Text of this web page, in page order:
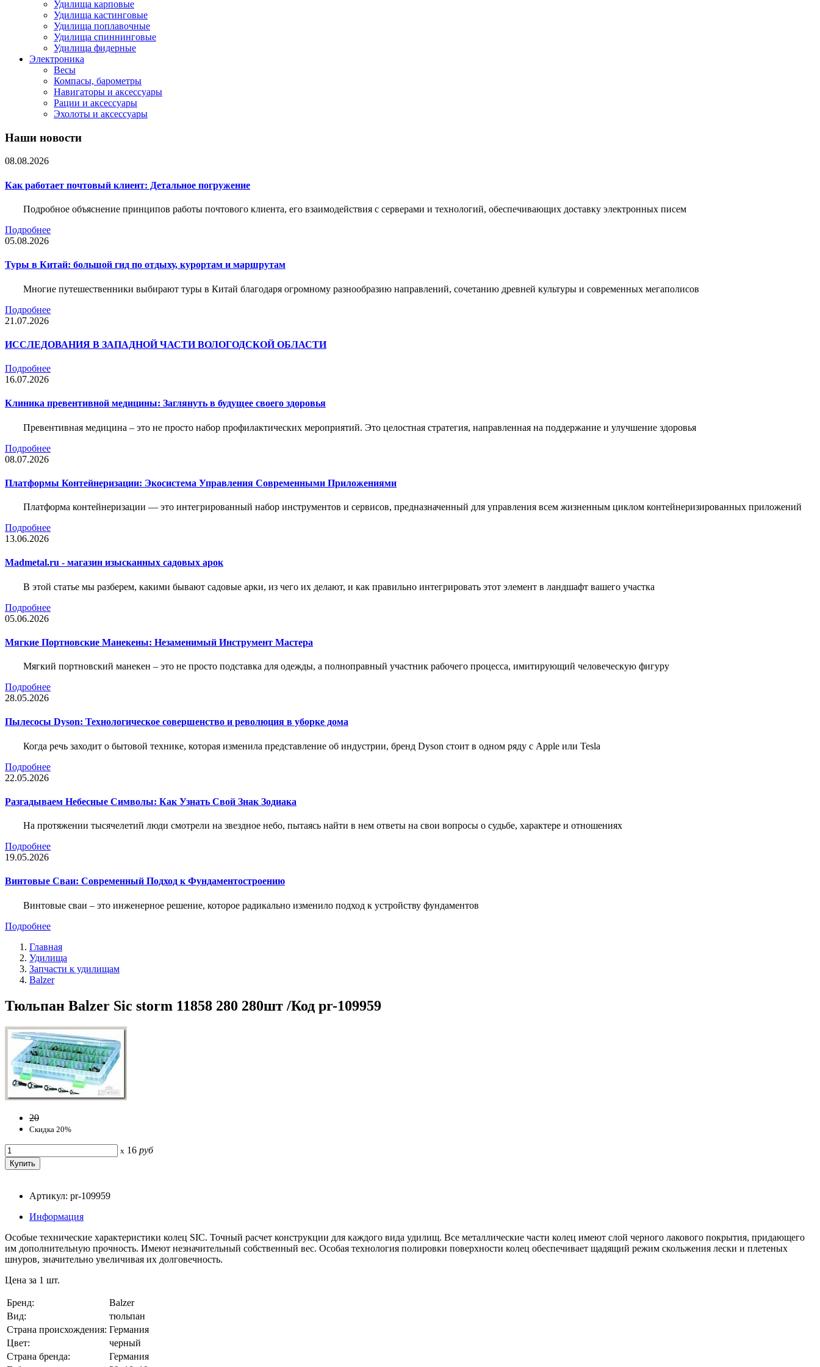
Удилища карповые
Удилища кастинговые
Удилища поплавочные
Удилища спиннинговые
Удилища фидерные
Электроника
Весы
Компасы, барометры
Навигаторы и аксессуары
Рации и аксессуары
Эхолоты и аксессуары
Наши новости
08.08.2026
Как работает почтовый клиент: Детальное погружение
Подробное объяснение принципов работы почтового клиента, его взаимодействия с серверами и технологий, обеспечивающих доставку электронных писем
Подробнее
05.08.2026
Туры в Китай: большой гид по отдыху, курортам и маршрутам
Многие путешественники выбирают туры в Китай благодаря огромному разнообразию направлений, сочетанию древней культуры и современных мегаполисов
Подробнее
21.07.2026
ИССЛЕДОВАНИЯ В ЗАПАДНОЙ ЧАСТИ ВОЛОГОДСКОЙ ОБЛАСТИ
Подробнее
16.07.2026
Клиника превентивной медицины: Заглянуть в будущее своего здоровья
Превентивная медицина – это не просто набор профилактических мероприятий. Это целостная стратегия, направленная на поддержание и улучшение здоровья
Подробнее
08.07.2026
Платформы Контейнеризации: Экосистема Управления Современными Приложениями
Платформа контейнеризации — это интегрированный набор инструментов и сервисов, предназначенный для управления всем жизненным циклом контейнеризированных приложений
Подробнее
13.06.2026
Madmetal.ru - магазин изысканных садовых арок
В этой статье мы разберем, какими бывают садовые арки, из чего их делают, и как правильно интегрировать этот элемент в ландшафт вашего участка
Подробнее
05.06.2026
Мягкие Портновские Манекены: Незаменимый Инструмент Мастера
Мягкий портновский манекен – это не просто подставка для одежды, а полноправный участник рабочего процесса, имитирующий человеческую фигуру
Подробнее
28.05.2026
Пылесосы Dyson: Технологическое совершенство и революция в уборке дома
Когда речь заходит о бытовой технике, которая изменила представление об индустрии, бренд Dyson стоит в одном ряду с Apple или Tesla
Подробнее
22.05.2026
Разгадываем Небесные Символы: Как Узнать Свой Знак Зодиака
На протяжении тысячелетий люди смотрели на звездное небо, пытаясь найти в нем ответы на свои вопросы о судьбе, характере и отношениях
Подробнее
19.05.2026
Винтовые Сваи: Современный Подход к Фундаментостроению
Винтовые сваи – это инженерное решение, которое радикально изменило подход к устройству фундаментов
Подробнее
Главная
Удилища
Запчасти к удилищам
Balzer
Тюльпан Balzer Sic storm 11858 280 280шт /Код pr-109959
20
Скидка 20%
x 16 руб
Артикул: pr-109959
Информация
Особые технические характеристики колец SIC. Точный расчет конструкции для каждого вида удилищ. Все металлические части колец имеют слой черного лакового покрытия, придающего
им дополнительную прочность. Имеют незначительный собственный вес. Особая технология полировки поверхности колец обеспечивает щадящий режим скольжения лески и плетеных
шнуров, значительно увеличивая их долговечность.
Цена за 1 шт.
Бренд:
Balzer
Вид:
тюльпан
Страна происхождения: Германия
Цвет:
черный
Страна бренда:
Германия